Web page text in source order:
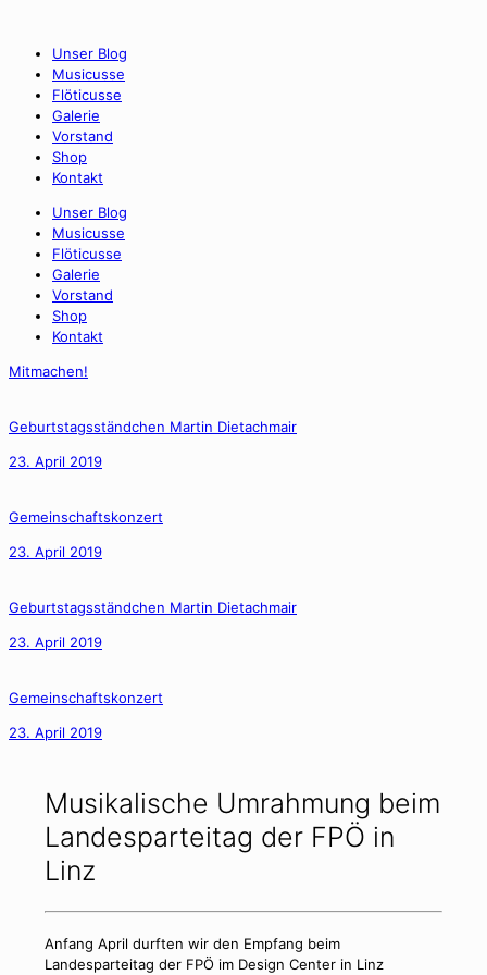
Unser Blog
Musicusse
Flöticusse
Galerie
Vorstand
Shop
Kontakt
Unser Blog
Musicusse
Flöticusse
Galerie
Vorstand
Shop
Kontakt
Mitmachen!
Geburtstagsständchen Martin Dietachmair
23. April 2019
Gemeinschaftskonzert
23. April 2019
Geburtstagsständchen Martin Dietachmair
23. April 2019
Gemeinschaftskonzert
23. April 2019
Musikalische Umrahmung beim
Landesparteitag der FPÖ in
Linz
Anfang April durften wir den Empfang beim
Landesparteitag der FPÖ im Design Center in Linz